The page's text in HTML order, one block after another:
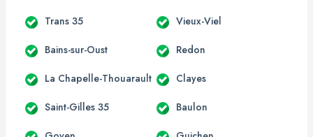
Trans 35 Vieux-Viel
Bains-sur-Oust Redon
La Chapelle-Thouarault Clayes
Saint-Gilles 35 Baulon